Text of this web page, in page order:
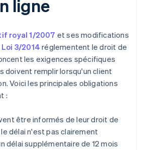
ligne
royal 1/2007 et ses modifications
Loi 3/2014 réglementent le droit de
les exigences spécifiques
doivent remplir lorsqu'un client
Voici les principales obligations
:
être informés de leur droit de
délai n'est pas clairement
délai supplémentaire de 12 mois